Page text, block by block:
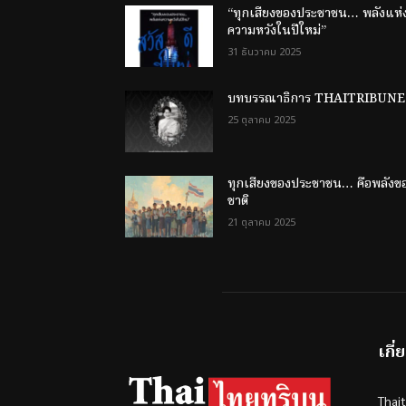
“ทุกเสียงของประชาชน… พลังแห่
ความหวังในปีใหม่”
31 ธันวาคม 2025
บทบรรณาธิการ THAITRIBUNE
25 ตุลาคม 2025
ทุกเสียงของประชาชน… คือพลังข
ชาติ
21 ตุลาคม 2025
เกี่